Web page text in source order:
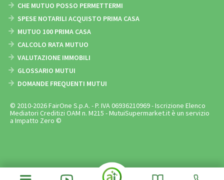
CHE MUTUO POSSO PERMETTERMI
SPESE NOTARILI ACQUISTO PRIMA CASA
MUTUO 100 PRIMA CASA
CALCOLO RATA MUTUO
VALUTAZIONE IMMOBILI
GLOSSARIO MUTUI
DOMANDE FREQUENTI MUTUI
© 2010-2026 FairOne S.p.A. - P. IVA 06936210969 - Iscrizione Elenco
Mediatori Creditizi OAM n. M215 - MutuiSupermarket.it è un servizio
a Impatto Zero ©